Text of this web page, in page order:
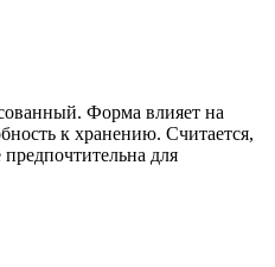
Форма влияет на
к хранению. Считается,
для